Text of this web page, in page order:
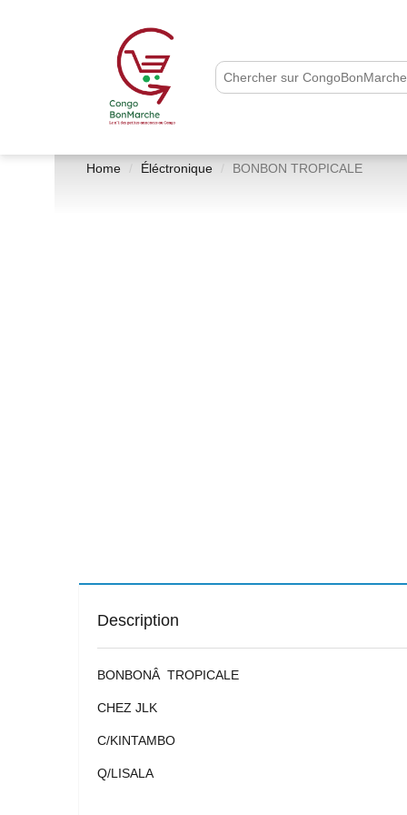
Home Éléctronique BONBON TROPICALE
Description
BONBONÂ TROPICALE
CHEZ JLK
C/KINTAMBO
Q/LISALA